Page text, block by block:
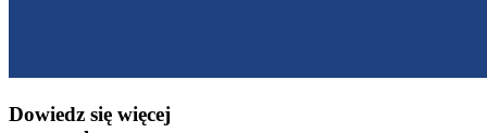
Dowiedz się więcej